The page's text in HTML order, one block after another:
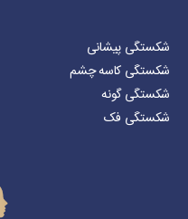
شکستگی پیشانی
شکستگی کاسه چشم
شکستگی گونه
شکستگی فک